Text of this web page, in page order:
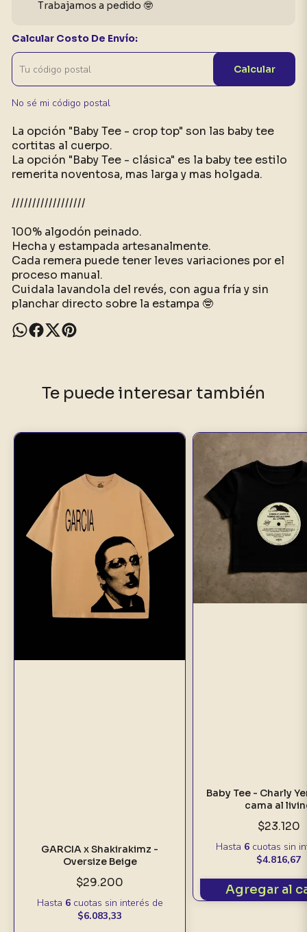
Trabajamos a pedido 🤓
Calcular Costo De Envío:
Calcular
No sé mi código postal
La opción "Baby Tee - crop top" son las baby tee
cortitas al cuerpo.
La opción "Baby Tee - clásica" es la baby tee estilo
remerita noventosa, mas larga y mas holgada.
//////////////////
100% algodón peinado.
Hecha y estampada artesanalmente.
Cada remera puede tener leves variaciones por el
proceso manual.
Cuidala lavandola del revés, con agua fría y sin
planchar directo sobre la estampa 🤓
Te puede interesar también
GARCIA x Shakirakimz -
Oversize Beige
$29.200
Hasta 6cuotas sin interés de
$6.083,33
Baby Tee - Charly
cama al
$23.120
Hasta 6cuotas sin
$4.816,67
Agregar al